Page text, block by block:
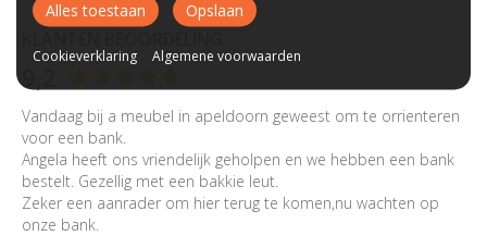
9,2
Vandaag bij a meubel in apeldoorn geweest om te orrienteren
voor een bank.
Angela heeft ons vriendelijk geholpen en we hebben een bank
bestelt. Gezellig met een bakkie leut.
Zeker een aanrader om hier terug te komen,nu wachten op
onze bank.
Alles toestaan Opslaan
Cookieverklaring Algemene voorwaarden